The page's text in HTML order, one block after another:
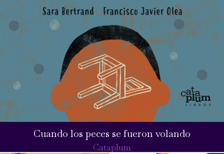
Cuando los peces se fueron volando
Cataplum